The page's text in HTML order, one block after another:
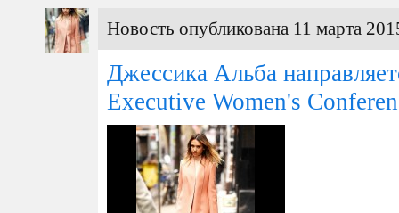
Новость опубликована 11 марта
Джессика Альба
Executive Women's